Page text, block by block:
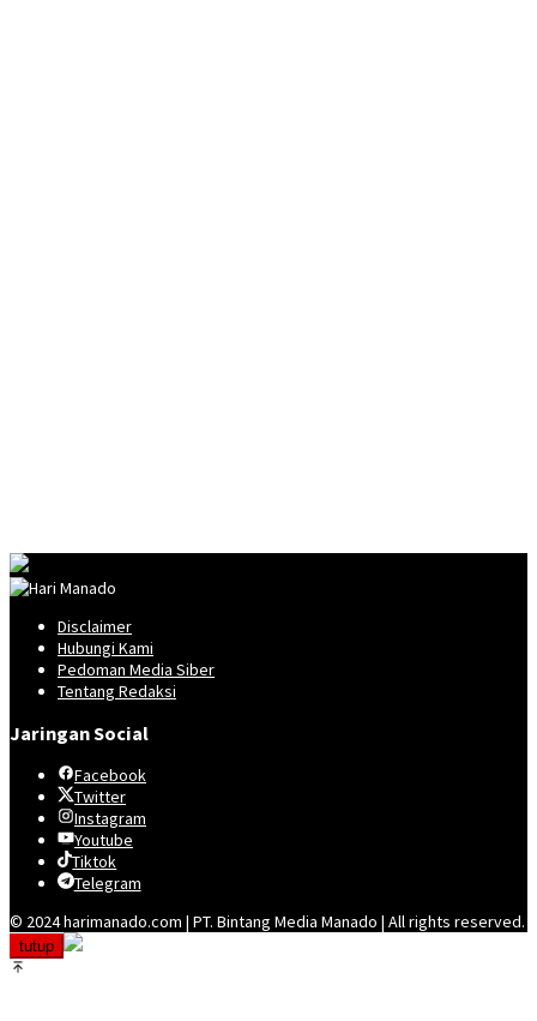
Disclaimer
Hubungi Kami
Pedoman Media Siber
Tentang Redaksi
Jaringan Social
Facebook
Twitter
Instagram
Youtube
Tiktok
Telegram
© 2024 harimanado.com | PT. Bintang Media Manado | All rights reserved.
tutup